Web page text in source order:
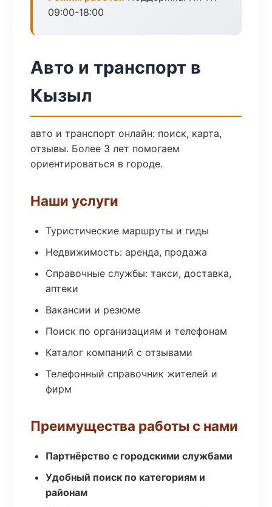
09:00-18:00
Авто и транспорт в
Кызыл
авто и транспорт онлайн: поиск, карта,
отзывы. Более 3 лет помогаем
ориентироваться в городе.
Наши услуги
Туристические маршруты и гиды
Недвижимость: аренда, продажа
Справочные службы: такси, доставка,
аптеки
Вакансии и резюме
Поиск по организациям и телефонам
Каталог компаний с отзывами
Телефонный справочник жителей и
фирм
Преимущества работы с нами
Партнёрство с городскими службами
Удобный поиск по категориям и
районам